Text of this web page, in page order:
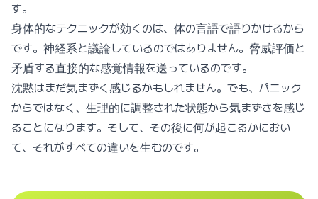
す。
身体的なテクニックが効くのは、体の言語で語りかけるから
です。神経系と議論しているのではありません。脅威評価と
矛盾する直接的な感覚情報を送っているのです。
沈黙はまだ気まずく感じるかもしれません。でも、パニック
からではなく、生理的に調整された状態から気まずさを感じ
ることになります。そして、その後に何が起こるかにおい
て、それがすべての違いを生むのです。